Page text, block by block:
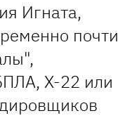
Игната,
почти
Х-22 или